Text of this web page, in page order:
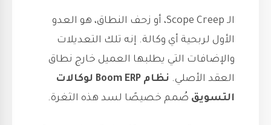
الـ Scope Creep، أو زحف النطاق، هو العدو
الأول لربحية أي وكالة. إنه تلك التعديلات
والإضافات التي يطلبها العميل خارج نطاق
العقد الأصلي.
نظام Boom ERP لوكالات
التسويق صُمم خصيصًا لسد هذه الثغرة.